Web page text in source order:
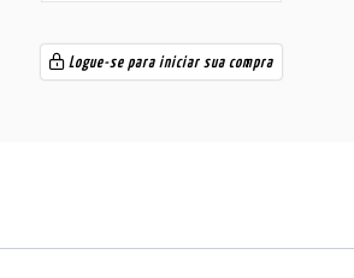
Logue-se para iniciar sua compra